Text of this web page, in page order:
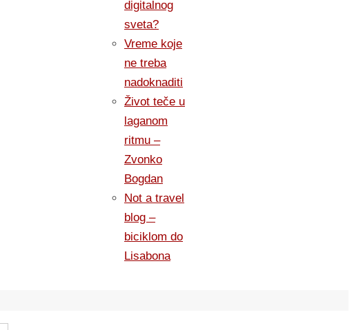
digitalnog
sveta?
Vreme koje
ne treba
nadoknaditi
Život teče u
laganom
ritmu –
Zvonko
Bogdan
Not a travel
blog –
biciklom do
Lisabona